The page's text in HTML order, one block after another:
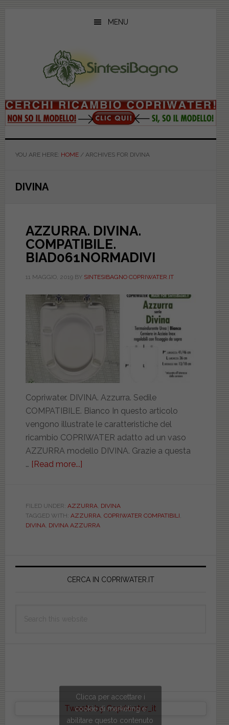
MENU
YOU ARE HERE: HOME /ARCHIVES FOR DIVINA
DIVINA
AZZURRA. DIVINA.
COMPATIBILE.
BIAD061NORMADIVI
11 MAGGIO, 2019BY SINTESIBAGNO COPRIWATER.IT
Copriwater. DIVINA. Azzurra. Sedile
COMPATIBILE. Bianco In questo articolo
vengono illustrate le caratteristiche del
ricambio COPRIWATER adatto ad un vaso
AZZURRA modello DIVINA. Grazie a questa
… [Read more...]
COMPATIBILE.
BIAD061NORMADIVI
FILED UNDER: AZZURRA, DIVINA
TAGGED WITH: AZZURRA, COPRIWATER COMPATIBILI
DIVINA, DIVINA AZZURRA
Primary
CERCA IN COPRIWATER.IT
Tweets by Copriwater_it
Clicca per accettare i
cookie di marketing e
abilitare questo contenuto